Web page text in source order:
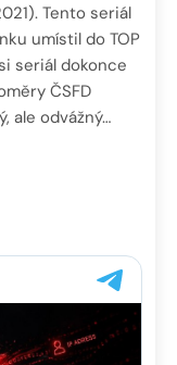
Tento seriál
umístil do TOP
seriál dokonce
ČSFD
ale odvážný…